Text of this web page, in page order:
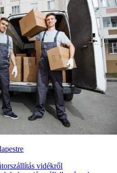
vidékről